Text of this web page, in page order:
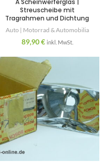
Streuscheibe mit
Tragrahmen und Dichtung
Auto | Motorrad & Automobilia
89,90€ inkl. MwSt.